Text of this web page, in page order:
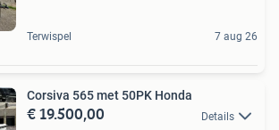
Terwispel 7 aug 26
Corsiva 565 met 50PK Honda
€ 19.500,00 Details